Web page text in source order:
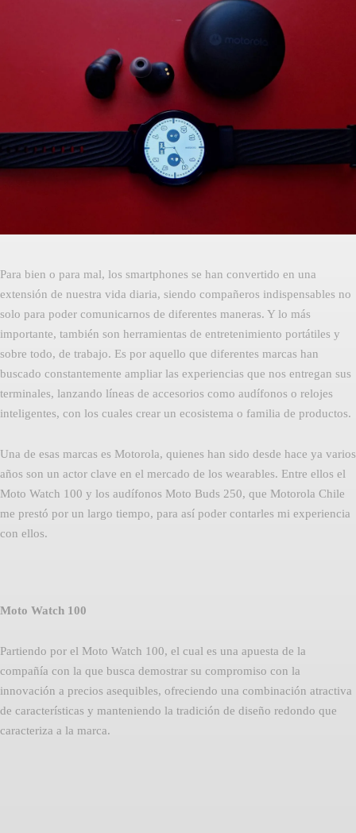
Para bien o para mal, los smartphones se han convertido en una
extensión de nuestra vida diaria, siendo compañeros indispensables no
solo para poder comunicarnos de diferentes maneras. Y lo más
importante, también son herramientas de entretenimiento portátiles y
sobre todo, de trabajo. Es por aquello que diferentes marcas han
buscado constantemente ampliar las experiencias que nos entregan sus
terminales, lanzando líneas de accesorios como audífonos o relojes
inteligentes, con los cuales crear un ecosistema o familia de productos.
Una de esas marcas es Motorola, quienes han sido desde hace ya varios
años son un actor clave en el mercado de los wearables. Entre ellos el
Moto Watch 100 y los audífonos Moto Buds 250, que Motorola Chile
me prestó por un largo tiempo, para así poder contarles mi experiencia
con ellos.
Moto Watch 100
Partiendo por el Moto Watch 100, el cual es una apuesta de la
compañía con la que busca demostrar su compromiso con la
innovación a precios asequibles, ofreciendo una combinación atractiva
de características y manteniendo la tradición de diseño redondo que
caracteriza a la marca.